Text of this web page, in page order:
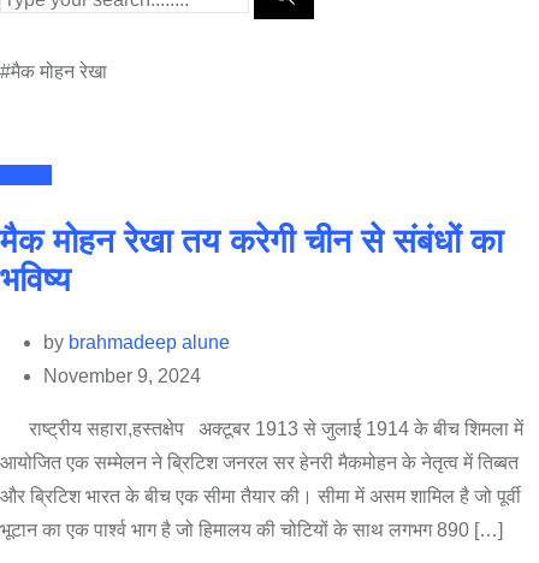
#मैक मोहन रेखा
मैक मोहन रेखा तय करेगी चीन से संबंधों का
भविष्य
by brahmadeep alune
November 9, 2024
राष्ट्रीय सहारा,हस्तक्षेप अक्टूबर 1913 से जुलाई 1914 के बीच शिमला में
आयोजित एक सम्मेलन ने ब्रिटिश जनरल सर हेनरी मैकमोहन के नेतृत्व में तिब्बत
और ब्रिटिश भारत के बीच एक सीमा तैयार की। सीमा में असम शामिल है जो पूर्वी
भूटान का एक पार्श्व भाग है जो हिमालय की चोटियों के साथ लगभग 890 […]